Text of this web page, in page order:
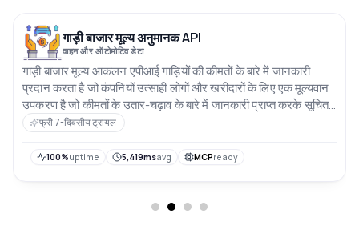
गाड़ी बाजार मूल्य अनुमानक API
वाहन और ऑटोमोटिव डेटा
गाड़ी बाजार मूल्य आकलन एपीआई गाड़ियों की कीमतों के बारे में जानकारी
प्रदान करता है जो कंपनियों उत्साही लोगों और खरीदारों के लिए एक मूल्यवान
उपकरण है जो कीमतों के उतार-चढ़ाव के बारे में जानकारी प्राप्त करके सूचित
निर्णय लेने की कोशिश कर रहे हैं
फ्री 7-दिवसीय ट्रायल
100%uptime 5,419msavg MCPready